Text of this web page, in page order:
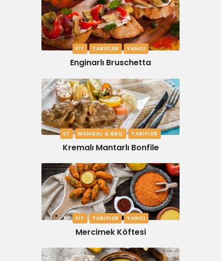
FIT TARIFLER YANCI
Enginarlı Bruschetta
ET MANGAL & BBQ TARIFLER
Kremalı Mantarlı Bonfile
FIT TARIFLER YANCI
Mercimek Köftesi